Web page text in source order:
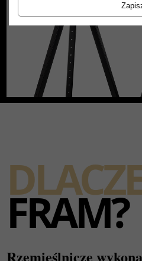
FRAM?
Rzemieślnicze